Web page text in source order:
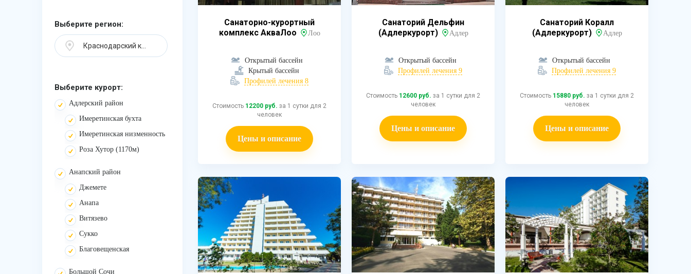
Выберите регион:
Краснодарский край
Выберите курорт:
Адлерский район
Имеретинская бухта
Имеретинская низменность
Роза Хутор (1170м)
Анапский район
Джемете
Анапа
Витязево
Сукко
Благовещенская
Большой Сочи
Санаторно-курортный
комплекс АкваЛоо
Лоо
Открытый бассейн
Крытый бассейн
Профилей лечения 8
Стоимость 12200 руб. за 1 сутки для 2
человек
Цены и описание
Санаторий Дельфин
(Адлеркурорт)
Адлер
Открытый бассейн
Профилей лечения 9
Стоимость 12600 руб. за 1 сутки для 2
человек
Цены и описание
Санаторий Коралл
(Адлеркурорт)
Адлер
Открытый бассейн
Профилей лечения 9
Стоимость 15880 руб. за 1 сутки для 2
человек
Цены и описание